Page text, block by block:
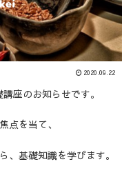
2020.09.22
座のお知らせです。
点を当て、
、基礎知識を学びます。